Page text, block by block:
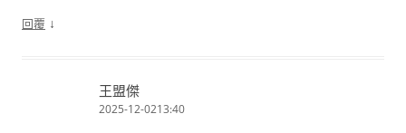
回覆 ↓
王盟傑
2025-12-0213:40